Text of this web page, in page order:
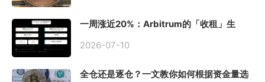
一周涨近20%：Arbitrum的「收租」生
2026-07-10
全仓还是逐仓？一文教你如何根据资金量选